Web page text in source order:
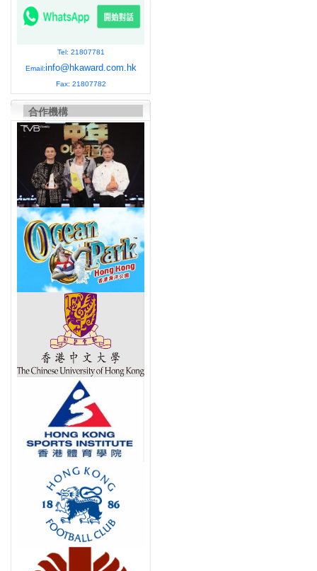
Tel: 21807781
Email:info@hkaward.com.hk
Fax: 21807782
合作機構